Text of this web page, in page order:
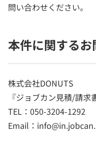
問い合わせください。
本件に関する
株式会社DONUTS
『ジョブカン見積/請求
TEL：050-3204-1292
Email：